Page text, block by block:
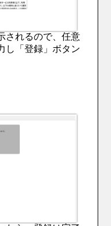
されるので、任意
し「登録」ボタン